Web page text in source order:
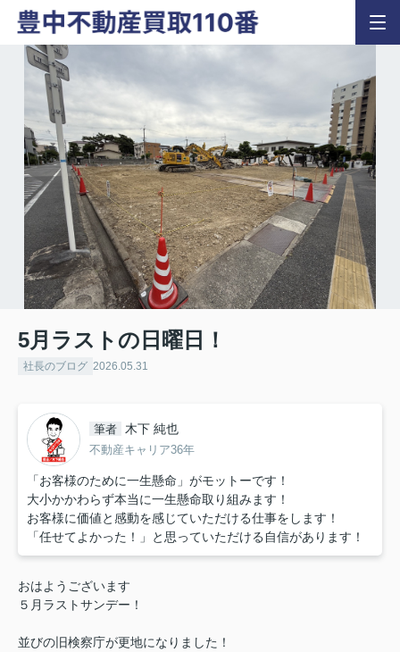
5月ラストの日曜日！
社長のブログ 2026.05.31
筆者 木下 純也
不動産キャリア36年
「お客様のために一生懸命」がモットーです！
大小かかわらず本当に一生懸命取り組みます！
お客様に価値と感動を感じていただける仕事をします！
「任せてよかった！」と思っていただける自信があります！
おはようございます
５月ラストサンデー！
並びの旧検察庁が更地になりました！